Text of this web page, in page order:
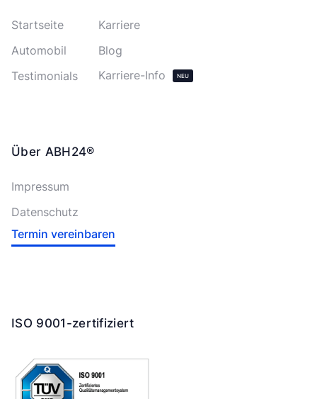
Startseite
Automobil
Testimonials
Karriere
Blog
Karriere-Info
NEU
Über ABH24®
Impressum
Datenschutz
Termin vereinbaren
ISO 9001-zertifiziert